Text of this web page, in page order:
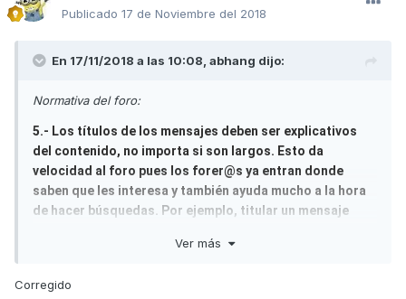
Publicado 17 de Noviembre del 2018
En 17/11/2018 a las 10:08, abhang dijo:
Normativa del foro:
5.- Los títulos de los mensajes deben ser explicativos
del contenido, no importa si son largos. Esto da
velocidad al foro pues los forer@s ya entran donde
saben que les interesa y también ayuda mucho a la hora
de hacer búsquedas. Por ejemplo, titular un mensaje
aconsejáis",.... no es nada explicativo y tiende a hacer
" Oigo un zumbido en la parte delantera al girar a
Ver más
Corregido